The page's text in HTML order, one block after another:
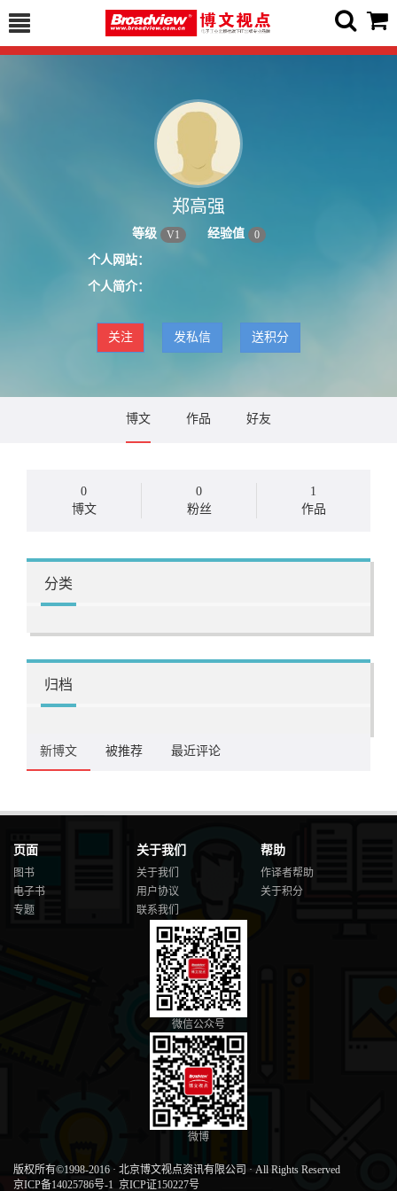
郑高强
等级 V1 经验值 0
个人网站：
个人简介：
关注 发私信 送积分
博文 作品 好友
0
博文
0
粉丝
1
作品
分类
归档
新博文 被推荐 最近评论
页面
图书
电子书
专题
关于我们
关于我们
用户协议
联系我们
帮助
作译者帮助
关于积分
微信公众号
微博
版权所有©1998-2016 · 北京博文视点资讯有限公司 · All Rights Reserved
京ICP备14025786号-1 京ICP证150227号